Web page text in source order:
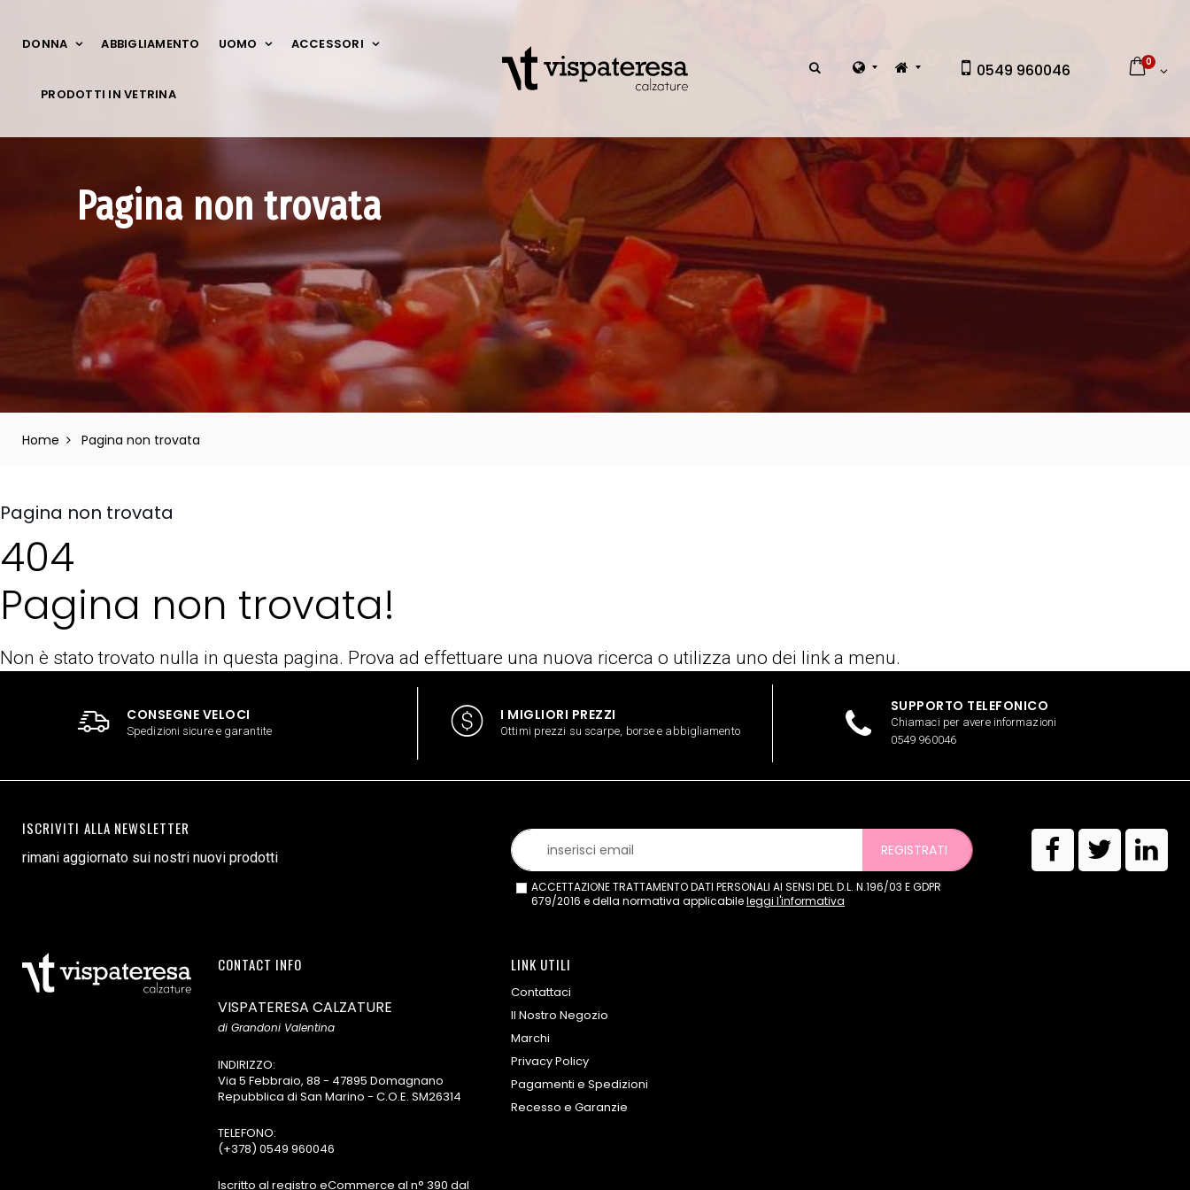
DONNA ABBIGLIAMENTO UOMO ACCESSORI
PRODOTTI IN VETRINA
0549 960046 0
Pagina non trovata
Home Pagina non trovata
Pagina non trovata
404
Pagina non trovata!
Non è stato trovato nulla in questa pagina. Prova ad effettuare una nuova ricerca o utilizza uno dei link a menu.
CONSEGNE VELOCI
Spedizioni sicure e garantite
I MIGLIORI PREZZI
Ottimi prezzi su scarpe, borse e abbigliamento
SUPPORTO TELEFONICO
Chiamaci per avere informazioni
0549 960046
ISCRIVITI ALLA NEWSLETTER
rimani aggiornato sui nostri nuovi prodotti REGISTRATI
ACCETTAZIONE TRATTAMENTO DATI PERSONALI AI SENSI DEL D.L. N.196/03 E GDPR
679/2016 e della normativa applicabileleggi l'informativa
CONTACT INFO
VISPATERESA CALZATURE
di Grandoni Valentina
INDIRIZZO:
Via 5 Febbraio, 88 - 47895 Domagnano
Repubblica di San Marino - C.O.E. SM26314
TELEFONO:
(+378) 0549 960046
Iscritto al registro eCommerce al n° 390 dal
LINK UTILI
Contattaci
Il Nostro Negozio
Marchi
Privacy Policy
Pagamenti e Spedizioni
Recesso e Garanzie